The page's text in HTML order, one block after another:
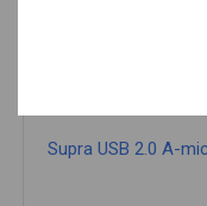
Supra USB 2.0 A-